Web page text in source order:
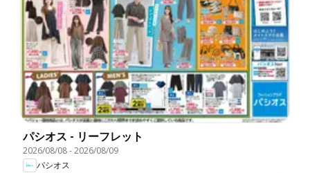
パシオス - リーフレット
2026/08/08-2026/08/09
パシオス